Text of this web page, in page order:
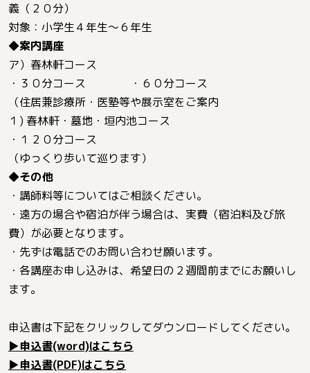
義（２０分）
対象：小学生４年生～６年生
◆案内講座
ア）春林軒コース
・３０分コース ・６０分コース
（住居兼診療所・医塾等や展示室をご案内
１) 春林軒・墓地・垣内池コース
・１２０分コース
（ゆっくり歩いて巡ります）
◆その他
・講師料等についてはご相談ください。
・遠方の場合や宿泊が伴う場合は、実費（宿泊料及び旅
費）が必要となります。
・先ずは電話でのお問い合わせ願います。
・各講座お申し込みは、希望日の２週間前までにお願いし
ます。
申込書は下記をクリックしてダウンロードしてください。
▶申込書(word)はこちら
▶申込書(PDF)はこちら